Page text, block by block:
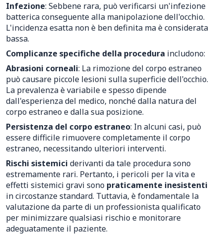
Infezione: Sebbene rara, può verificarsi un'infezione
batterica conseguente alla manipolazione dell'occhio.
L'incidenza esatta non è ben definita ma è considerata
bassa.
Complicanze specifiche della procedura includono:
Abrasioni corneali: La rimozione del corpo estraneo
può causare piccole lesioni sulla superficie dell'occhio.
La prevalenza è variabile e spesso dipende
dall'esperienza del medico, nonché dalla natura del
corpo estraneo e dalla sua posizione.
Persistenza del corpo estraneo: In alcuni casi, può
essere difficile rimuovere completamente il corpo
estraneo, necessitando ulteriori interventi.
Rischi sistemici derivanti da tale procedura sono
estremamente rari. Pertanto, i pericoli per la vita e
effetti sistemici gravi sono praticamente inesistenti
in circostanze standard. Tuttavia, è fondamentale la
valutazione da parte di un professionista qualificato
per minimizzare qualsiasi rischio e monitorare
adeguatamente il paziente.